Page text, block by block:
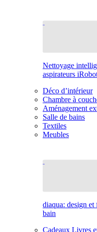
Nettoyage
aspirateurs
Déco d’intérieur
Chambre à
Aménagement
Salle de bains
Textiles
Meubles
diaqua: design
bain
Cadeaux Livres